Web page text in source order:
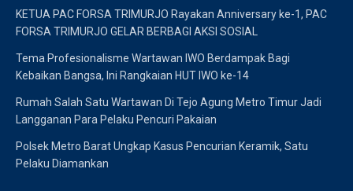
KETUA PAC FORSA TRIMURJO Rayakan Anniversary ke-1, PAC
FORSA TRIMURJO GELAR BERBAGI AKSI SOSIAL
Tema Profesionalisme Wartawan IWO Berdampak Bagi
Kebaikan Bangsa, Ini Rangkaian HUT IWO ke-14
Rumah Salah Satu Wartawan Di Tejo Agung Metro Timur Jadi
Langganan Para Pelaku Pencuri Pakaian
Polsek Metro Barat Ungkap Kasus Pencurian Keramik, Satu
Pelaku Diamankan